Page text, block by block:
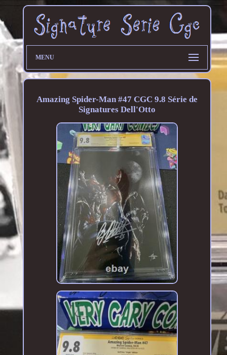
MENU
Amazing Spider-Man #47 CGC 9.8 Série de
Signatures Dell'Otto